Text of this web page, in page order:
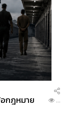
อกฎหมาย
...